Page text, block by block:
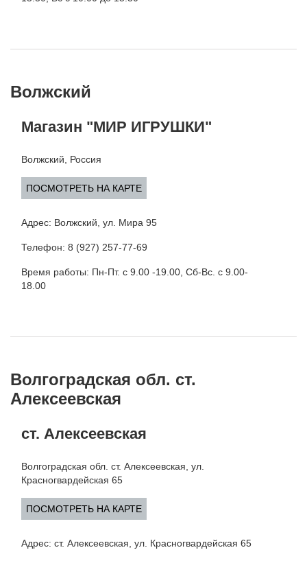
Волжский
Магазин "МИР ИГРУШКИ"
Волжский, Россия
ПОСМОТРЕТЬ НА КАРТЕ
Адрес: Волжский, ул. Мира 95
Телефон: 8 (927) 257-77-69
Время работы: Пн-Пт. с 9.00 -19.00, Сб-Вс. с 9.00-
18.00
Волгоградская обл. ст.
Алексеевская
ст. Алексеевская
Волгоградская обл. ст. Алексеевская, ул.
Красногвардейская 65
ПОСМОТРЕТЬ НА КАРТЕ
Адрес: ст. Алексеевская, ул. Красногвардейская 65